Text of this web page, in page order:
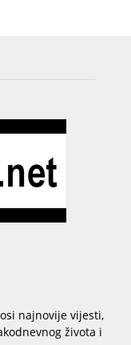
najnovije vijesti,
života i